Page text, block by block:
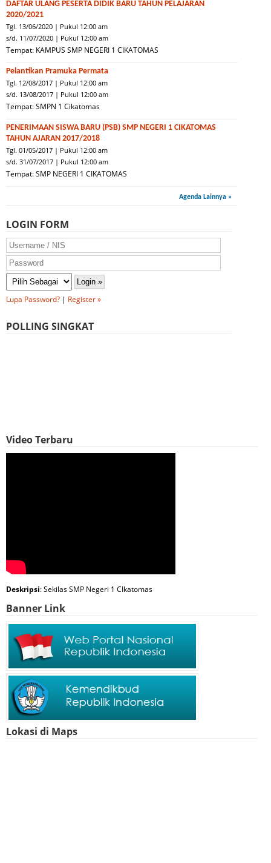
DAFTAR ULANG PESERTA DIDIK BARU TAHUN PELAJARAN
2020/2021
Tgl. 13/06/2020 | Pukul 12:00 am
s/d. 11/07/2020 | Pukul 12:00 am
Tempat: KAMPUS SMP NEGERI 1 CIKATOMAS
Pelantikan Pramuka Permata
Tgl. 12/08/2017 | Pukul 12:00 am
s/d. 13/08/2017 | Pukul 12:00 am
Tempat: SMPN 1 Cikatomas
PENERIMAAN SISWA BARU (PSB) SMP NEGERI 1 CIKATOMAS
TAHUN AJARAN 2017/2018
Tgl. 01/05/2017 | Pukul 12:00 am
s/d. 31/07/2017 | Pukul 12:00 am
Tempat: SMP NEGERI 1 CIKATOMAS
Agenda Lainnya »
LOGIN FORM
Lupa Password? | Register »
POLLING SINGKAT
Video Terbaru
Deskripsi: Sekilas SMP Negeri 1 CIkatomas
Banner Link
Lokasi di Maps